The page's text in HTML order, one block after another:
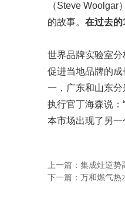
（Steve Woolgar
的故事。 在过去的
世界品牌实验室分
促进当地品牌的
一，广东和山东
执行官丁海森说
本市场出现了另
上一篇：集成灶逆
下一篇：万和燃气热